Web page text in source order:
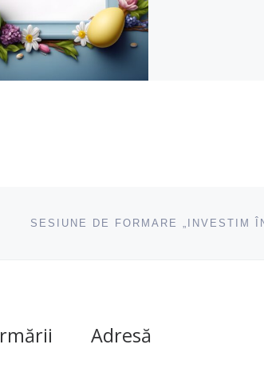
SESIUNE DE FORMARE „INVESTIM
Adresă